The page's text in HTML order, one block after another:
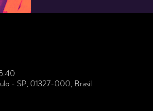
- SP, 01327-000, Brasil